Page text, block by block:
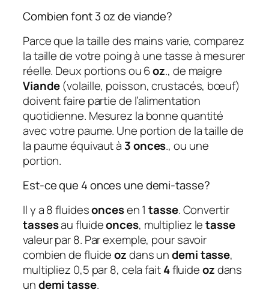
Combien font 3 oz de viande?
Parce que la taille des mains varie, comparez
la taille de votre poing à une tasse à mesurer
réelle. Deux portions ou 6oz., de maigre
Viande(volaille, poisson, crustacés, bœuf)
doivent faire partie de l’alimentation
quotidienne. Mesurez la bonne quantité
avec votre paume. Une portion de la taille de
la paume équivaut à 3 onces., ou une
portion.
Est-ce que 4 onces une demi-tasse?
Il y a 8 fluidesoncesen 1tasse. Convertir
tassesau fluideonces, multipliez letasse
valeur par 8. Par exemple, pour savoir
combien de fluideozdans undemi tasse,
multipliez 0,5 par 8, cela fait4fluideozdans
undemi tasse.